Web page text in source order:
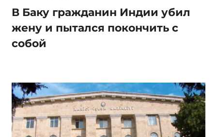
В Баку гражданин Индии убил
жену и пытался покончить с
собой